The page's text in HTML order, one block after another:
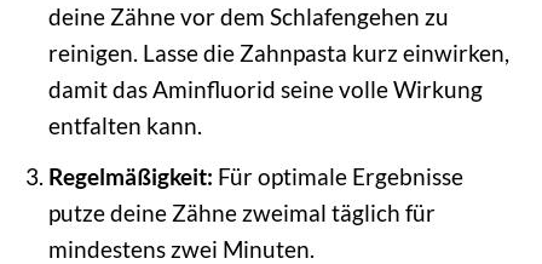
deine Zähne vor dem Schlafengehen zu
reinigen. Lasse die Zahnpasta kurz einwirken,
damit das Aminfluorid seine volle Wirkung
entfalten kann.
Regelmäßigkeit: Für optimale Ergebnisse
putze deine Zähne zweimal täglich für
mindestens zwei Minuten.